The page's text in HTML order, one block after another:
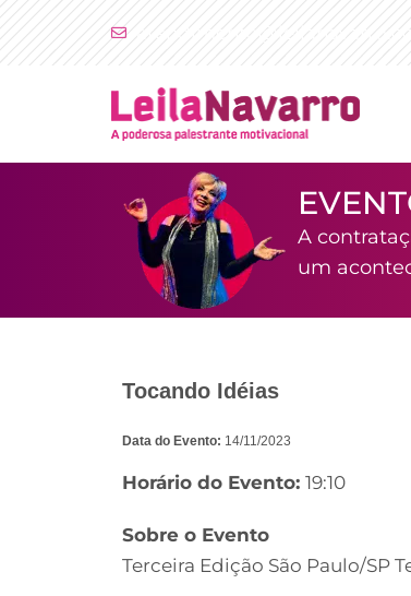
A
um
Tocando Idéias
Data do Evento: 14/11/2023
Horário do Evento: 19:10
Sobre o Evento
Terceira Edição São Paulo/SP